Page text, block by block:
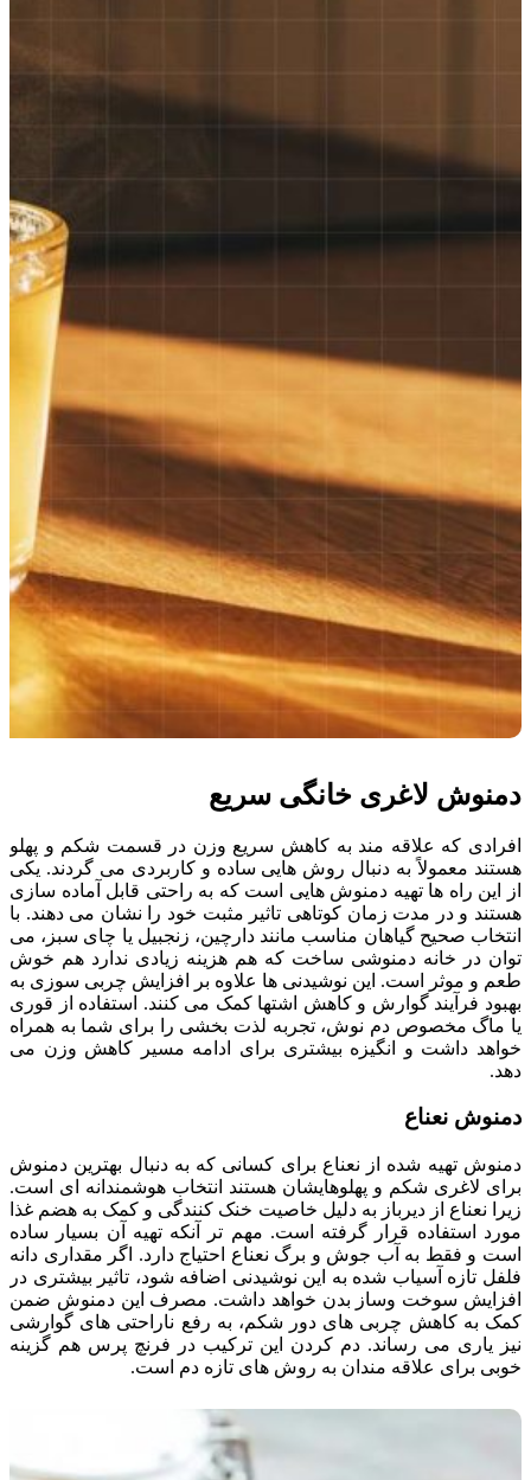
دمنوش لاغری خانگی سریع
افرادی که علاقه مند به کاهش سریع وزن در قسمت شکم و پهلو
هستند معمولاً به دنبال روش هایی ساده و کاربردی می گردند. یکی
از این راه ها تهیه دمنوش هایی است که به راحتی قابل آماده سازی
هستند و در مدت زمان کوتاهی تاثیر مثبت خود را نشان می دهند. با
انتخاب صحیح گیاهان مناسب مانند دارچین، زنجبیل یا چای سبز، می
توان در خانه دمنوشی ساخت که هم هزینه زیادی ندارد هم خوش
طعم و موثر است. این نوشیدنی ها علاوه بر افزایش چربی سوزی به
بهبود فرآیند گوارش و کاهش اشتها کمک می کنند. استفاده از قوری
یا ماگ مخصوص دم نوش، تجربه لذت بخشی را برای شما به همراه
خواهد داشت و انگیزه بیشتری برای ادامه مسیر کاهش وزن می
دهد.
دمنوش نعناع
دمنوش تهیه شده از نعناع برای کسانی که به دنبال بهترین دمنوش
برای لاغری شکم و پهلوهایشان هستند انتخاب هوشمندانه ای است.
زیرا نعناع از دیرباز به دلیل خاصیت خنک کنندگی و کمک به هضم غذا
مورد استفاده قرار گرفته است. مهم تر آنکه تهیه آن بسیار ساده
است و فقط به آب جوش و برگ نعناع احتیاج دارد. اگر مقداری دانه
فلفل تازه آسیاب شده به این نوشیدنی اضافه شود، تاثیر بیشتری در
افزایش سوخت وساز بدن خواهد داشت. مصرف این دمنوش ضمن
کمک به کاهش چربی های دور شکم، به رفع ناراحتی های گوارشی
نیز یاری می رساند. دم کردن این ترکیب در فرنچ پرس هم گزینه
خوبی برای علاقه مندان به روش های تازه دم است.